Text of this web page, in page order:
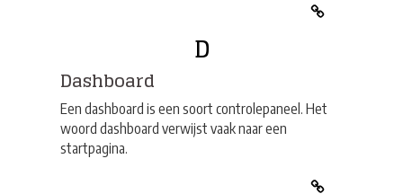
D
Dashboard
Een dashboard is een soort controlepaneel. Het
woord dashboard verwijst vaak naar een
startpagina.